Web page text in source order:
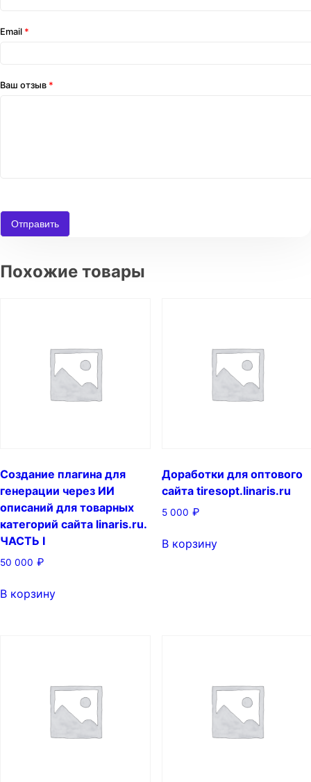
Ваш отзыв *
Email *
Похожие товары
Создание плагина для
генерации через ИИ
описаний для товарных
категорий сайта linaris.ru.
ЧАСТЬ I
50 000 ₽
В корзину
Доработки для оптового
сайта tiresopt.linaris.ru
5 000 ₽
В корзину